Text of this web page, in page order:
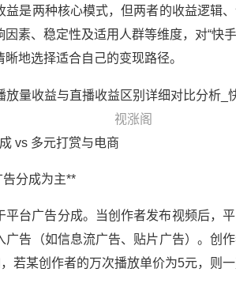
益是两种核心模式，但两者的收益逻辑
素、稳定性及适用人群等维度，对“快
地选择适合自己的变现路径。
视涨阁
vs 多元打赏与电商
分成为主**
平台广告分成。当创作者发布视频后，
告（如信息流广告、贴片广告）。创
若某创作者的万次播放单价为5元，则